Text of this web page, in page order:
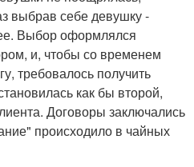
выбрав себе девушку -
Выбор оформлялся
и, чтобы со временем
требовалось получить
как бы второй,
Договоры заключались
происходило в чайных